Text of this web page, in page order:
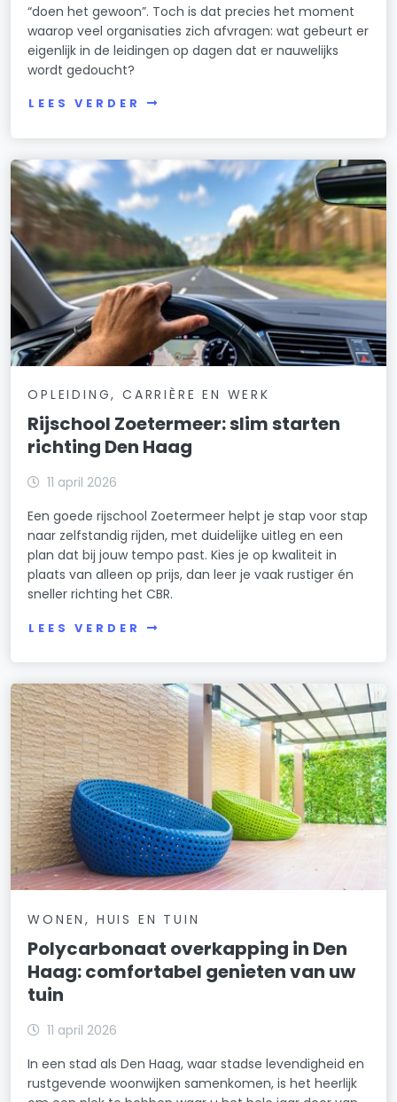
“doen het gewoon”. Toch is dat precies het moment
waarop veel organisaties zich afvragen: wat gebeurt er
eigenlijk in de leidingen op dagen dat er nauwelijks
wordt gedoucht?
LEES VERDER
OPLEIDING, CARRIÈRE EN WERK
Rijschool Zoetermeer: slim starten
richting Den Haag
11 april 2026
Een goede rijschool Zoetermeer helpt je stap voor stap
naar zelfstandig rijden, met duidelijke uitleg en een
plan dat bij jouw tempo past. Kies je op kwaliteit in
plaats van alleen op prijs, dan leer je vaak rustiger én
sneller richting het CBR.
LEES VERDER
WONEN, HUIS EN TUIN
Polycarbonaat overkapping in Den
Haag: comfortabel genieten van uw
tuin
11 april 2026
In een stad als Den Haag, waar stadse levendigheid en
rustgevende woonwijken samenkomen, is het heerlijk